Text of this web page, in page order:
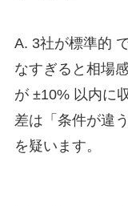
A. 3社が標準的
なすぎると相場
が ±10% 以内に
差は「条件が違
を疑います。